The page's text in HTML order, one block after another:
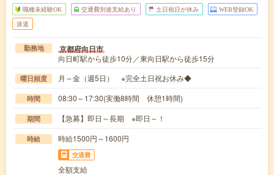
職種未経験OK 交通費別途支給あり 土日祝日が休み WEB登録OK
派遣
勤務地 京都府向日市
向日町駅から徒歩10分／東向日駅から徒歩15分
曜日頻度 月～金（週5日） ※完全土日祝お休み◆
時間 08:30～17:30(実働8時間 休憩1時間)
期間 【急募】即日～長期 ※即日～！
時給 時給1500円～1600円
交通費
全額支給